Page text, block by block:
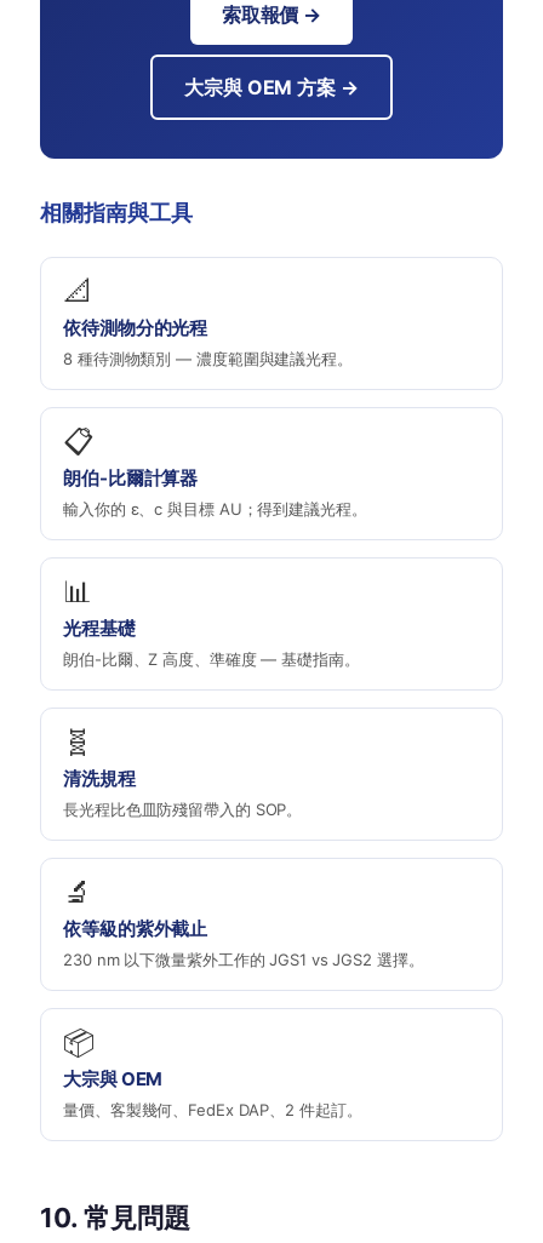
索取報價 →
大宗與 OEM 方案 →
相關指南與工具
📐
依待測物分的光程
8 種待測物類別 — 濃度範圍與建議光程。
📋
朗伯-比爾計算器
輸入你的 ε、c 與目標 AU；得到建議光程。
📊
光程基礎
朗伯-比爾、Z 高度、準確度 — 基礎指南。
🧬
清洗規程
長光程比色皿防殘留帶入的 SOP。
🔬
依等級的紫外截止
230 nm 以下微量紫外工作的 JGS1 vs JGS2 選擇。
📦
大宗與 OEM
量價、客製幾何、FedEx DAP、2 件起訂。
10. 常見問題